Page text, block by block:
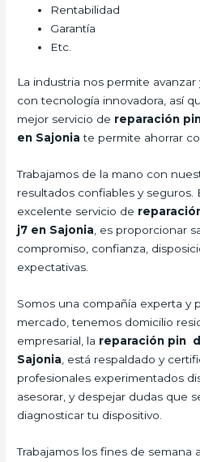
Rentabilidad
Garantía
Etc.
La industria nos permite
con tecnología innovadora, así
mejor servicio de reparación
en Sajonia te permite ahorrar
Trabajamos de la mano con
resultados confiables y
excelente servicio de
j7 en Sajonia , es proporcionar
compromiso, confianza,
expectativas.
Somos una compañía experta y
mercado, tenemos domicilio
empresarial, la reparación pin
Sajonia , está respaldado y
profesionales experimentados
asesorar, y despejar dudas que
diagnosticar tu dispositivo.
Trabajamos los fines de semana